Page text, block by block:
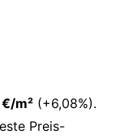
m²(+6,08%).
Preis-